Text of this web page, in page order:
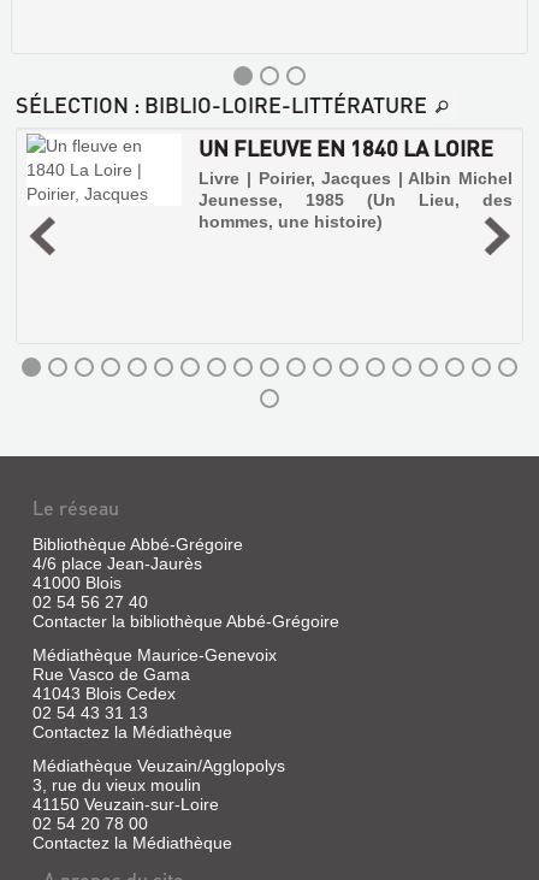
CHINON
Livre
1963
grands
la
France)
SÉLECTION : BIBLIO-LOIRE-LITTÉRATURE
UN FLEUVE EN 1840 LA LOIRE
Livre | Poirier, Jacques | Albin Michel
Jeunesse, 1985 (Un Lieu, des
hommes, une histoire)
UN
FLEUVE
EN
1840
LA
LOIRE
|
Poirier,
Jacques
|
Le réseau
Bibliothèque Abbé-Grégoire
4/6 place Jean-Jaurès
41000 Blois
02 54 56 27 40
Contacter la bibliothèque Abbé-Grégoire
Médiathèque Maurice-Genevoix
Rue Vasco de Gama
41043 Blois Cedex
02 54 43 31 13
Contactez la Médiathèque
Médiathèque Veuzain/Agglopolys
3, rue du vieux moulin
41150 Veuzain-sur-Loire
02 54 20 78 00
Contactez la Médiathèque